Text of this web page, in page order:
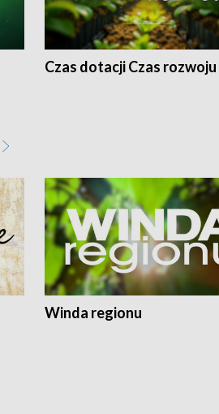
Czas dotacji Czas rozwoju
Winda regionu